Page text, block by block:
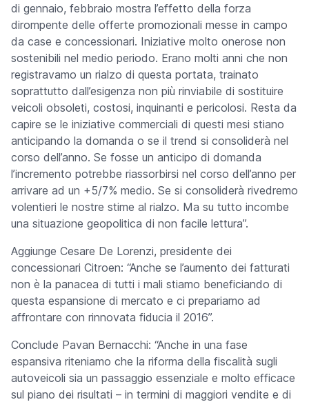
di gennaio, febbraio mostra l’effetto della forza
dirompente delle offerte promozionali messe in campo
da case e concessionari. Iniziative molto onerose non
sostenibili nel medio periodo. Erano molti anni che non
registravamo un rialzo di questa portata, trainato
soprattutto dall’esigenza non più rinviabile di sostituire
veicoli obsoleti, costosi, inquinanti e pericolosi. Resta da
capire se le iniziative commerciali di questi mesi stiano
anticipando la domanda o se il trend si consoliderà nel
corso dell’anno. Se fosse un anticipo di domanda
l’incremento potrebbe riassorbirsi nel corso dell’anno per
arrivare ad un +5/7% medio. Se si consoliderà rivedremo
volentieri le nostre stime al rialzo. Ma su tutto incombe
una situazione geopolitica di non facile lettura”.
Aggiunge Cesare De Lorenzi, presidente dei
concessionari Citroen: “Anche se l’aumento dei fatturati
non è la panacea di tutti i mali stiamo beneficiando di
questa espansione di mercato e ci prepariamo ad
affrontare con rinnovata fiducia il 2016”.
Conclude Pavan Bernacchi: “Anche in una fase
espansiva riteniamo che la riforma della fiscalità sugli
autoveicoli sia un passaggio essenziale e molto efficace
sul piano dei risultati – in termini di maggiori vendite e di